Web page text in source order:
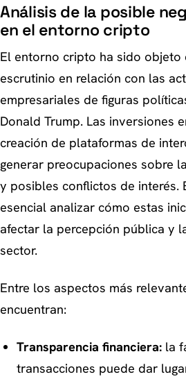
Análisis de la posible
en el entorno cripto
El entorno cripto ha sido objeto
escrutinio en relación con las
empresariales de figuras
Donald Trump. Las inversiones
creación de plataformas de
generar preocupaciones sobre la
y posibles conflictos de interés.
esencial analizar cómo estas
afectar la percepción pública y
sector.
Entre los aspectos más
encuentran:
Transparencia financiera:la
transacciones puede dar